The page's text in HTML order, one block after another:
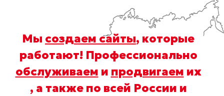
Мы создаем сайты, которые
работают! Профессионально
обслуживаем и продвигаем их
, а также по всей России и